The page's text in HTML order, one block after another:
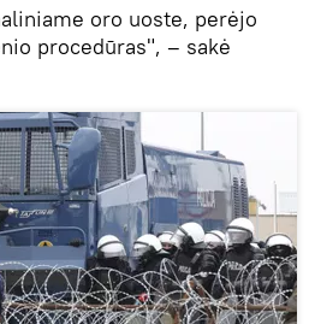
oro uoste, perėjo
procedūras", – sakė